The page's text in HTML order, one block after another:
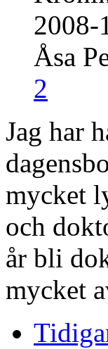
2008-
Åsa
2
Jag har
mycket
och
år bli
mycket